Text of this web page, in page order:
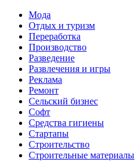
Мода
Отдых и туризм
Переработка
Производство
Разведение
Развлечения и игры
Реклама
Ремонт
Сельский бизнес
Софт
Средства гигиены
Стартапы
Строительство
Строительные материалы